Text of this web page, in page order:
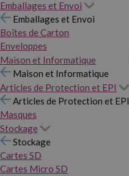
Emballages et Envoi
Emballages et Envoi
Boîtes de Carton
Enveloppes
Maison et Informatique
Maison et Informatique
Articles de Protection et EPI
Articles de Protection et EPI
Masques
Stockage
Stockage
Cartes SD
Cartes Micro SD